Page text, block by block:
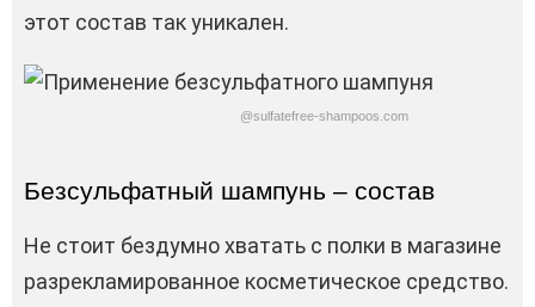
этот состав так уникален.
@sulfatefree-shampoos.com
Безсульфатный шампунь – состав
Не стоит бездумно хватать с полки в магазине
разрекламированное косметическое средство.